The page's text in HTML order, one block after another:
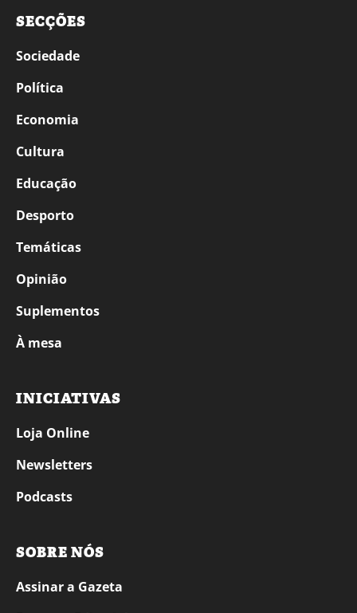
SECÇÕES
Sociedade
Política
Economia
Cultura
Educação
Desporto
Temáticas
Opinião
Suplementos
À mesa
INICIATIVAS
Loja Online
Newsletters
Podcasts
SOBRE NÓS
Assinar a Gazeta